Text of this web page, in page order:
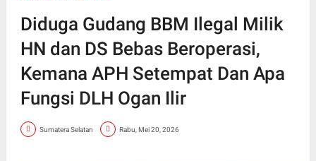
Diduga Gudang BBM Ilegal Milik
HN dan DS Bebas Beroperasi,
Kemana APH Setempat Dan Apa
Fungsi DLH Ogan Ilir
Sumatera Selatan Rabu, Mei 20, 2026